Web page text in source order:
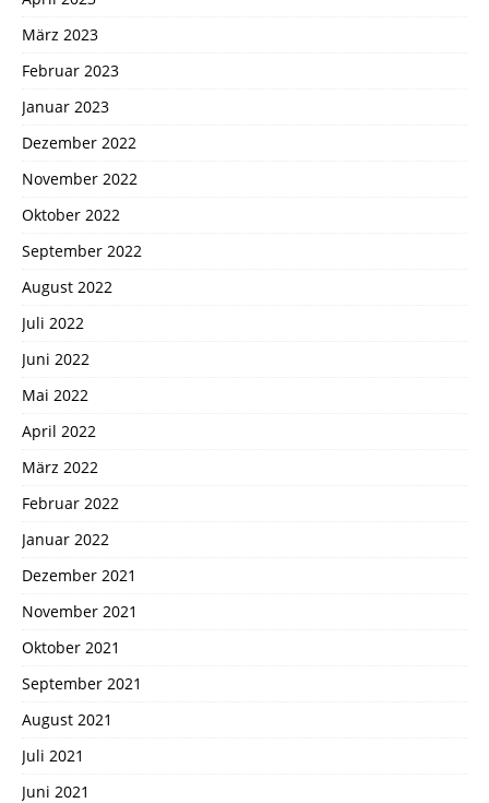
März 2023
Februar 2023
Januar 2023
Dezember 2022
November 2022
Oktober 2022
September 2022
August 2022
Juli 2022
Juni 2022
Mai 2022
April 2022
März 2022
Februar 2022
Januar 2022
Dezember 2021
November 2021
Oktober 2021
September 2021
August 2021
Juli 2021
Juni 2021